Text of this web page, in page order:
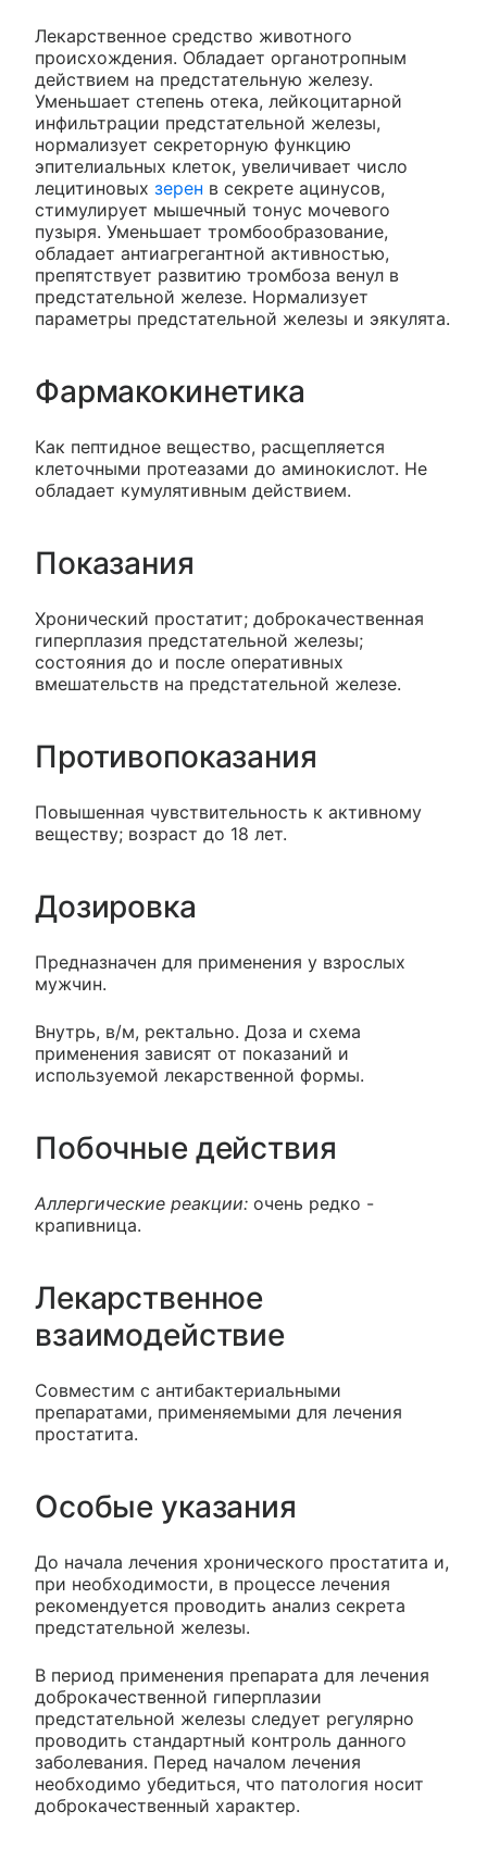
Лекарственное средство животного
происхождения. Обладает органотропным
действием на предстательную железу.
Уменьшает степень отека, лейкоцитарной
инфильтрации предстательной железы,
нормализует секреторную функцию
эпителиальных клеток, увеличивает число
лецитиновых зерен в секрете ацинусов,
стимулирует мышечный тонус мочевого
пузыря. Уменьшает тромбообразование,
обладает антиагрегантной активностью,
препятствует развитию тромбоза венул в
предстательной железе. Нормализует
параметры предстательной железы и эякулята.
Фармакокинетика
Как пептидное вещество, расщепляется
клеточными протеазами до аминокислот. Не
обладает кумулятивным действием.
Показания
Хронический простатит; доброкачественная
гиперплазия предстательной железы;
состояния до и после оперативных
вмешательств на предстательной железе.
Противопоказания
Повышенная чувствительность к активному
веществу; возраст до 18 лет.
Дозировка
Предназначен для применения у взрослых
мужчин.
Внутрь, в/м, ректально. Доза и схема
применения зависят от показаний и
используемой лекарственной формы.
Побочные действия
Аллергические реакции: очень редко -
крапивница.
Лекарственное
взаимодействие
Совместим с антибактериальными
препаратами, применяемыми для лечения
простатита.
Особые указания
До начала лечения хронического простатита и,
при необходимости, в процессе лечения
рекомендуется проводить анализ секрета
предстательной железы.
В период применения препарата для лечения
доброкачественной гиперплазии
предстательной железы следует регулярно
проводить стандартный контроль данного
заболевания. Перед началом лечения
необходимо убедиться, что патология носит
доброкачественный характер.